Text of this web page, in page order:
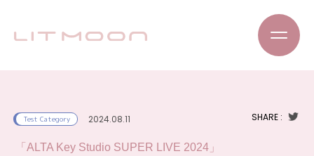
Test Category 2024.08.11 SHARE :
「ALTA Key Studio SUPER LIVE 2024」